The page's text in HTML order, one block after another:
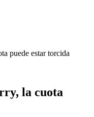
puede estar torcida
la cuota